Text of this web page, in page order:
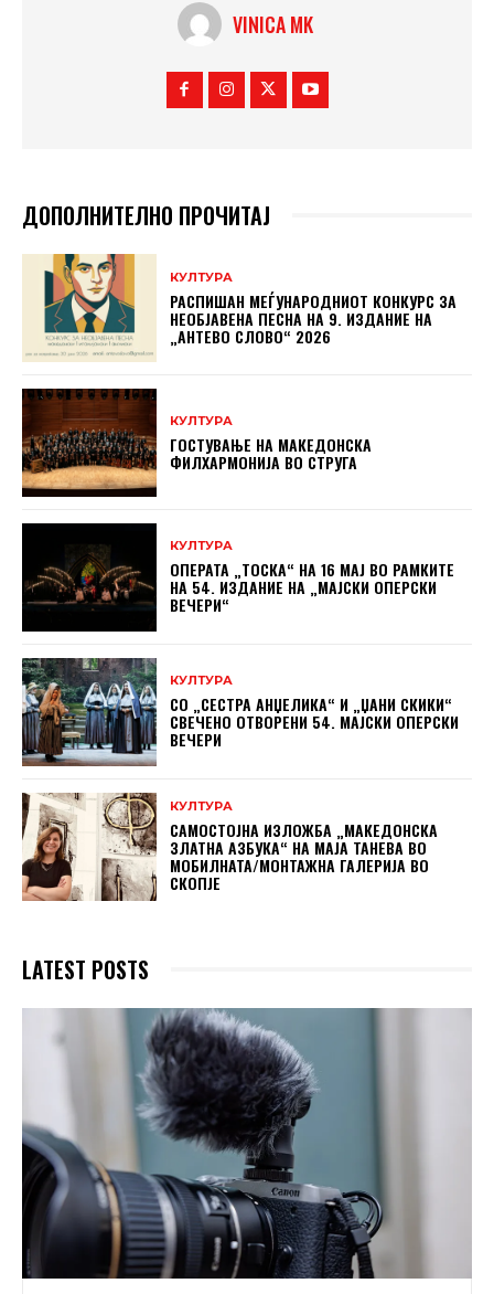
VINICA MK
ДОПОЛНИТЕЛНО ПРОЧИТАЈ
КУЛТУРА
РАСПИШАН МЕЃУНАРОДНИОТ КОНКУРС ЗА
НЕОБЈАВЕНА ПЕСНА НА 9. ИЗДАНИЕ НА
„АНТЕВО СЛОВО“ 2026
КУЛТУРА
ГОСТУВАЊЕ НА МАКЕДОНСКА
ФИЛХАРМОНИЈА ВО СТРУГА
КУЛТУРА
ОПЕРАТА „ТОСКА“ НА 16 МАЈ ВО РАМКИТЕ
НА 54. ИЗДАНИЕ НА „МАЈСКИ ОПЕРСКИ
ВЕЧЕРИ“
КУЛТУРА
СО „СЕСТРА АНЏЕЛИКА“ И „ЏАНИ СКИКИ“
СВЕЧЕНО ОТВОРЕНИ 54. МАЈСКИ ОПЕРСКИ
ВЕЧЕРИ
КУЛТУРА
САМОСТОЈНА ИЗЛОЖБА „МАКЕДОНСКА
ЗЛАТНА АЗБУКА“ НА МAЈА ТАНЕВА ВО
МОБИЛНАТА/МОНТАЖНА ГАЛЕРИЈА ВО
СКОПЈЕ
LATEST POSTS